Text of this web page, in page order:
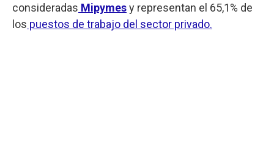
consideradas Mipymesy representan el 65,1% de
los puestos de trabajo del sector privado.